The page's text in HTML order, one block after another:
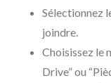
Sélectionnez
joindre.
Choisissez le
Drive” ou